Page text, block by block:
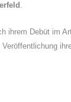
.
ihrem Debüt im